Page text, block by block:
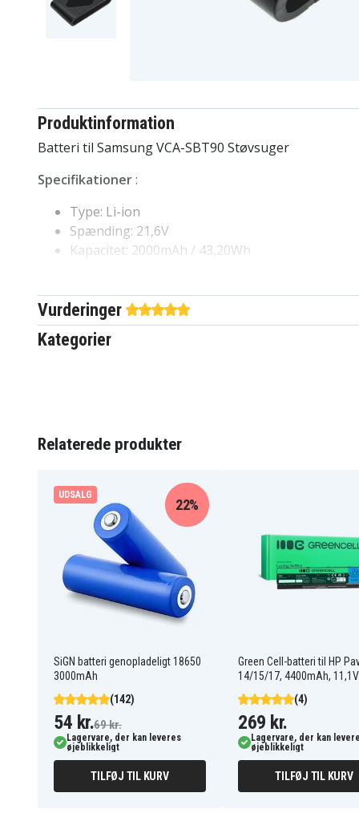
Produktinformation
Batteri til Samsung VCA-SBT90 Støvsuger
Specifikationer:
Type: Li-ion
Spænding: 21,6V
Kapacitet: 2000mAh / 43,20Wh
Samsung
VCA-SBT90
Samsung
VS20R9049S3/EU
VS20R9042S2/EU
VS20T7532T1/EU
Jet VS70
VS15T7032R1/SA
Jet 75 premium
Jet 75 premium VS20T7538T5/SH
Jet 75 multi VS20T7534T1/SH
VS20T7538T5/SH
VS20T7534T1/SH
VS20R9046T3/AA
Jet 75
Jet 90
VS20R90G6R3/EC
Vurderinger
Kategorier
Relaterede produkter
UDSALG
SiGN batteri genopladeligt 18650
3000mAh
(142)
22%
54 kr.69 kr.
Lagervare, der kan leveres
øjeblikkeligt
TILFØJ TIL KURV
Green Cell-batteri til HP
14/15/17, 4400mAh, 11,1V
(4)
269 kr.
Lagervare, der kan
øjeblikkeligt
TILFØJ TIL KURV